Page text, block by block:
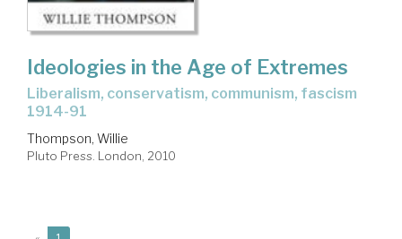
Ideologies in the Age of Extremes
liberalism, conservatism, communism, fascism
1914-91
Thompson, Willie
Pluto Press. London, 2010